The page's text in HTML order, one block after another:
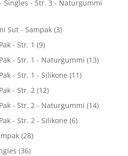
Singles - Str. 3 - Naturgummi
Sut - Sampak (3)
- Str. 1 (9)
- Str. 1 - Naturgummi (13)
- Str. 1 - Silikone (11)
- Str. 2 (12)
- Str. 2 - Naturgummi (14)
- Str. 2 - Silikone (6)
(28)
(36)